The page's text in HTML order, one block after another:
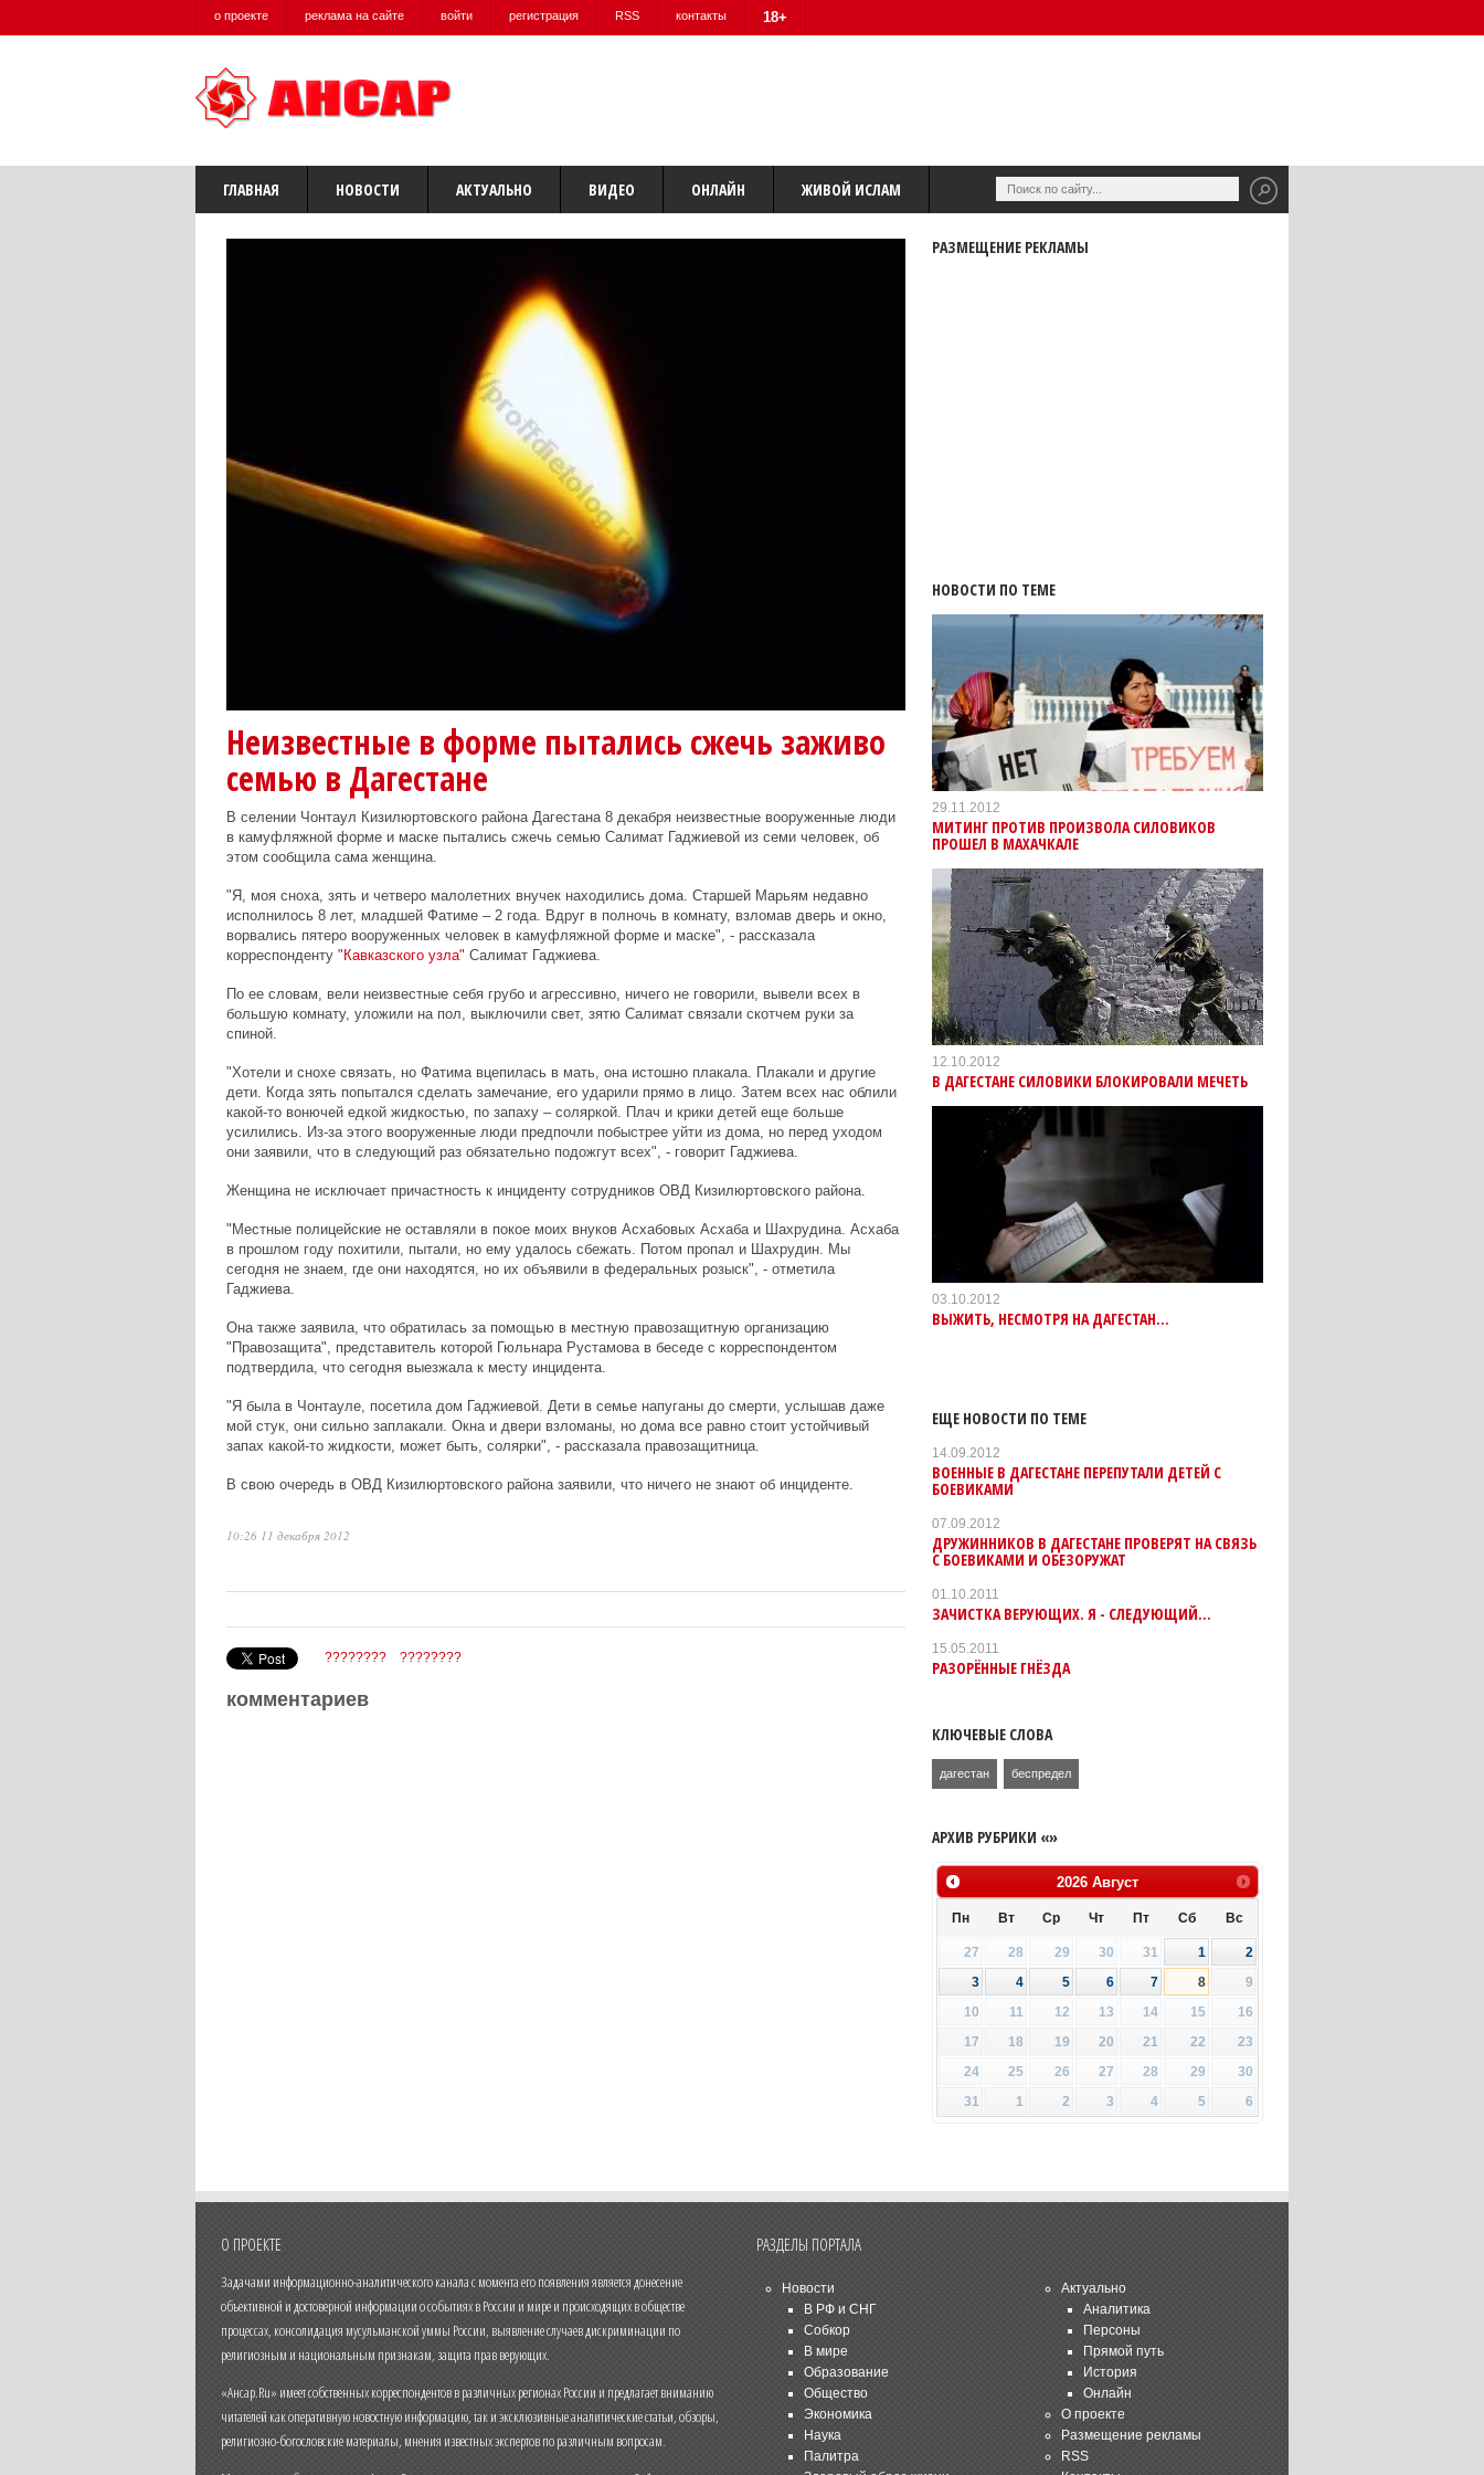
о проекте реклама на сайте войти регистрация RSS контакты 18+
ГЛАВНАЯ НОВОСТИ АКТУАЛЬНО ВИДЕО ОНЛАЙН ЖИВОЙ ИСЛАМ
Неизвестные в форме пытались сжечь заживо
семью в Дагестане
В селении Чонтаул Кизилюртовского района Дагестана 8 декабря неизвестные вооруженные люди
в камуфляжной форме и маске пытались сжечь семью Салимат Гаджиевой из семи человек, об
этом сообщила сама женщина.
"Я, моя сноха, зять и четверо малолетних внучек находились дома. Старшей Марьям недавно
исполнилось 8 лет, младшей Фатиме – 2 года. Вдруг в полночь в комнату, взломав дверь и окно,
ворвались пятеро вооруженных человек в камуфляжной форме и маске", - рассказала
корреспонденту "Кавказского узла" Салимат Гаджиева.
По ее словам, вели неизвестные себя грубо и агрессивно, ничего не говорили, вывели всех в
большую комнату, уложили на пол, выключили свет, зятю Салимат связали скотчем руки за
спиной.
"Хотели и снохе связать, но Фатима вцепилась в мать, она истошно плакала. Плакали и другие
дети. Когда зять попытался сделать замечание, его ударили прямо в лицо. Затем всех нас облили
какой-то вонючей едкой жидкостью, по запаху – соляркой. Плач и крики детей еще больше
усилились. Из-за этого вооруженные люди предпочли побыстрее уйти из дома, но перед уходом
они заявили, что в следующий раз обязательно подожгут всех", - говорит Гаджиева.
Женщина не исключает причастность к инциденту сотрудников ОВД Кизилюртовского района.
"Местные полицейские не оставляли в покое моих внуков Асхабовых Асхаба и Шахрудина. Асхаба
в прошлом году похитили, пытали, но ему удалось сбежать. Потом пропал и Шахрудин. Мы
сегодня не знаем, где они находятся, но их объявили в федеральных розыск", - отметила
Гаджиева.
Она также заявила, что обратилась за помощью в местную правозащитную организацию
"Правозащита", представитель которой Гюльнара Рустамова в беседе с корреспондентом
подтвердила, что сегодня выезжала к месту инцидента.
"Я была в Чонтауле, посетила дом Гаджиевой. Дети в семье напуганы до смерти, услышав даже
мой стук, они сильно заплакали. Окна и двери взломаны, но дома все равно стоит устойчивый
запах какой-то жидкости, может быть, солярки", - рассказала правозащитница.
В свою очередь в ОВД Кизилюртовского района заявили, что ничего не знают об инциденте.
10:26 11 декабря 2012
???????? ????????
комментариев
РАЗМЕЩЕНИЕ РЕКЛАМЫ
НОВОСТИ ПО ТЕМЕ
29.11.2012
МИТИНГ ПРОТИВ ПРОИЗВОЛА СИЛОВИКОВ
ПРОШЕЛ В МАХАЧКАЛЕ
12.10.2012
В ДАГЕСТАНЕ СИЛОВИКИ БЛОКИРОВАЛИ МЕЧЕТЬ
03.10.2012
ВЫЖИТЬ, НЕСМОТРЯ НА ДАГЕСТАН…
ЕЩЕ НОВОСТИ ПО ТЕМЕ
14.09.2012
ВОЕННЫЕ В ДАГЕСТАНЕ ПЕРЕПУТАЛИ ДЕТЕЙ С
БОЕВИКАМИ
07.09.2012
ДРУЖИННИКОВ В ДАГЕСТАНЕ ПРОВЕРЯТ НА СВЯЗЬ
С БОЕВИКАМИ И ОБЕЗОРУЖАТ
01.10.2011
ЗАЧИСТКА ВЕРУЮЩИХ. Я - СЛЕДУЮЩИЙ...
15.05.2011
РАЗОРЁННЫЕ ГНЁЗДА
КЛЮЧЕВЫЕ СЛОВА
дагестан беспредел
АРХИВ РУБРИКИ «»
2026 Август
Пн Вт Ср Чт Пт Сб Вс
27 28 29 30 31 1
2
3
4 5 6 7 8
9
10
11 12 13 14 15
16
17
18 19 20 21 22
23
24
25 26 27 28 29
30
31
1 2 3 4 5 6
О ПРОЕКТЕ
Задачами информационно-аналитического канала с момента его появления является донесение
объективной и достоверной информации о событиях в России и мире и происходящих в обществе
процессах, консолидация мусульманской уммы России, выявление случаев дискриминации по
религиозным и национальным признакам, защита прав верующих.
«Ансар.Ru» имеет собственных корреспондентов в различных регионах России и предлагает вниманию
читателей как оперативную новостную информацию, так и эксклюзивные аналитические статьи, обзоры,
религиозно-богословские материалы, мнения известных экспертов по различным вопросам.
РАЗДЕЛЫ ПОРТАЛА
Новости
В РФ и СНГ
Собкор
В мире
Образование
Общество
Экономика
Наука
Палитра
Актуально
Аналитика
Персоны
Прямой путь
История
Онлайн
О проекте
Размещение рекламы
RSS